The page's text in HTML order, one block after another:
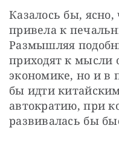
Казалось бы,
привела к
Размышляя
приходят к мысли
экономике, но и в
бы идти
автократию, при
развивалась бы